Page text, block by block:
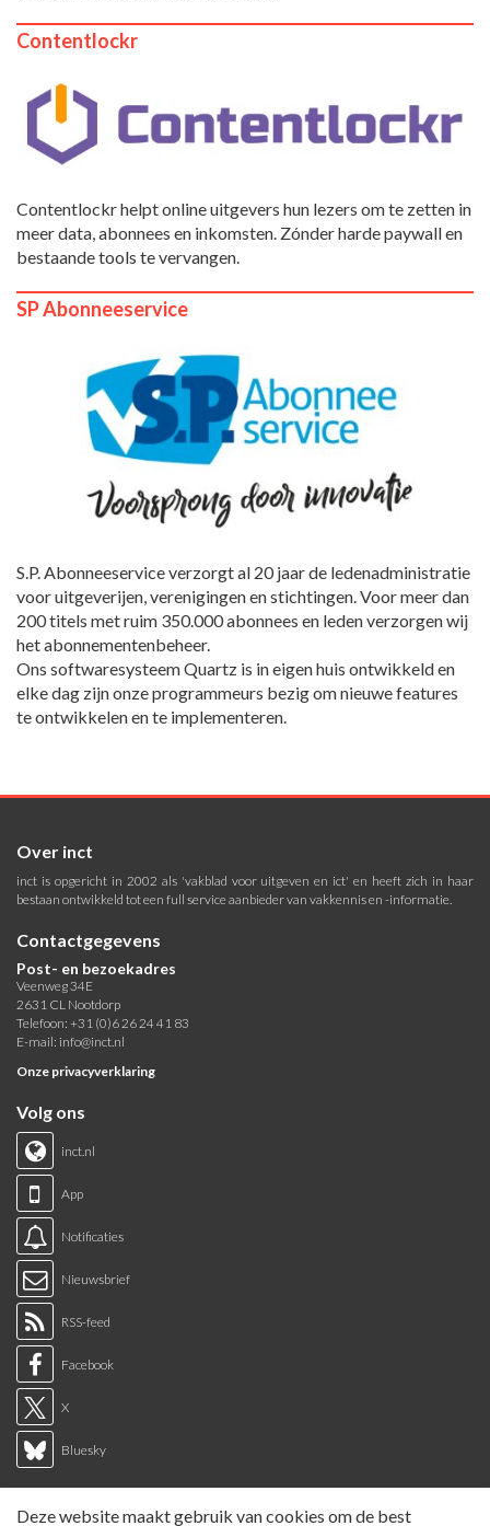
Contentlockr
Contentlockr helpt online uitgevers hun lezers om te zetten in
meer data, abonnees en inkomsten. Zónder harde paywall en
bestaande tools te vervangen.
SP Abonneeservice
S.P. Abonneeservice verzorgt al 20 jaar de ledenadministratie
voor uitgeverijen, verenigingen en stichtingen. Voor meer dan
200 titels met ruim 350.000 abonnees en leden verzorgen wij
het abonnementenbeheer.
Ons softwaresysteem Quartz is in eigen huis ontwikkeld en
elke dag zijn onze programmeurs bezig om nieuwe features
te ontwikkelen en te implementeren.
Over inct
inct is opgericht in 2002 als 'vakblad voor uitgeven en ict' en heeft zich in haar
bestaan ontwikkeld tot een full service aanbieder van vakkennis en -informatie.
Contactgegevens
Post- en bezoekadres
Veenweg 34E
2631 CL Nootdorp
Telefoon: +31 (0)6 26 24 41 83
E-mail: info@inct.nl
Onze privacyverklaring
Volg ons
inct.nl
App
Notificaties
Nieuwsbrief
RSS-feed
Facebook
X
Bluesky
Deze website maakt gebruik van cookies om de best